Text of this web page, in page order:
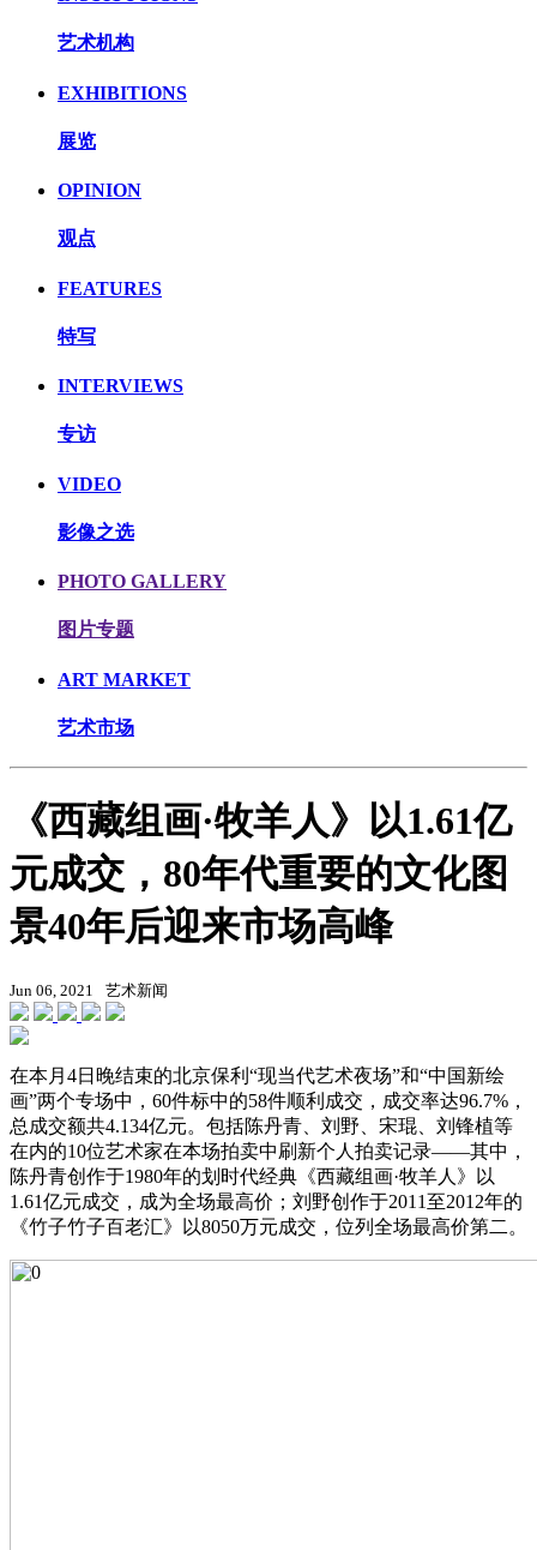
艺术机构
EXHIBITIONS
展览
OPINION
观点
FEATURES
特写
INTERVIEWS
专访
VIDEO
影像之选
PHOTO GALLERY
图片专题
ART MARKET
艺术市场
《西藏组画·牧羊人》以1.61亿
元成交，80年代重要的文化图
景40年后迎来市场高峰
Jun 06, 2021 艺术新闻
在本月4日晚结束的北京保利“现当代艺术夜场”和“中国新绘
画”两个专场中，60件标中的58件顺利成交，成交率达96.7%，
总成交额共4.134亿元。包括陈丹青、刘野、宋琨、刘锋植等
在内的10位艺术家在本场拍卖中刷新个人拍卖记录——其中，
陈丹青创作于1980年的划时代经典《西藏组画·牧羊人》以
1.61亿元成交，成为全场最高价；刘野创作于2011至2012年的
《竹子竹子百老汇》以8050万元成交，位列全场最高价第二。